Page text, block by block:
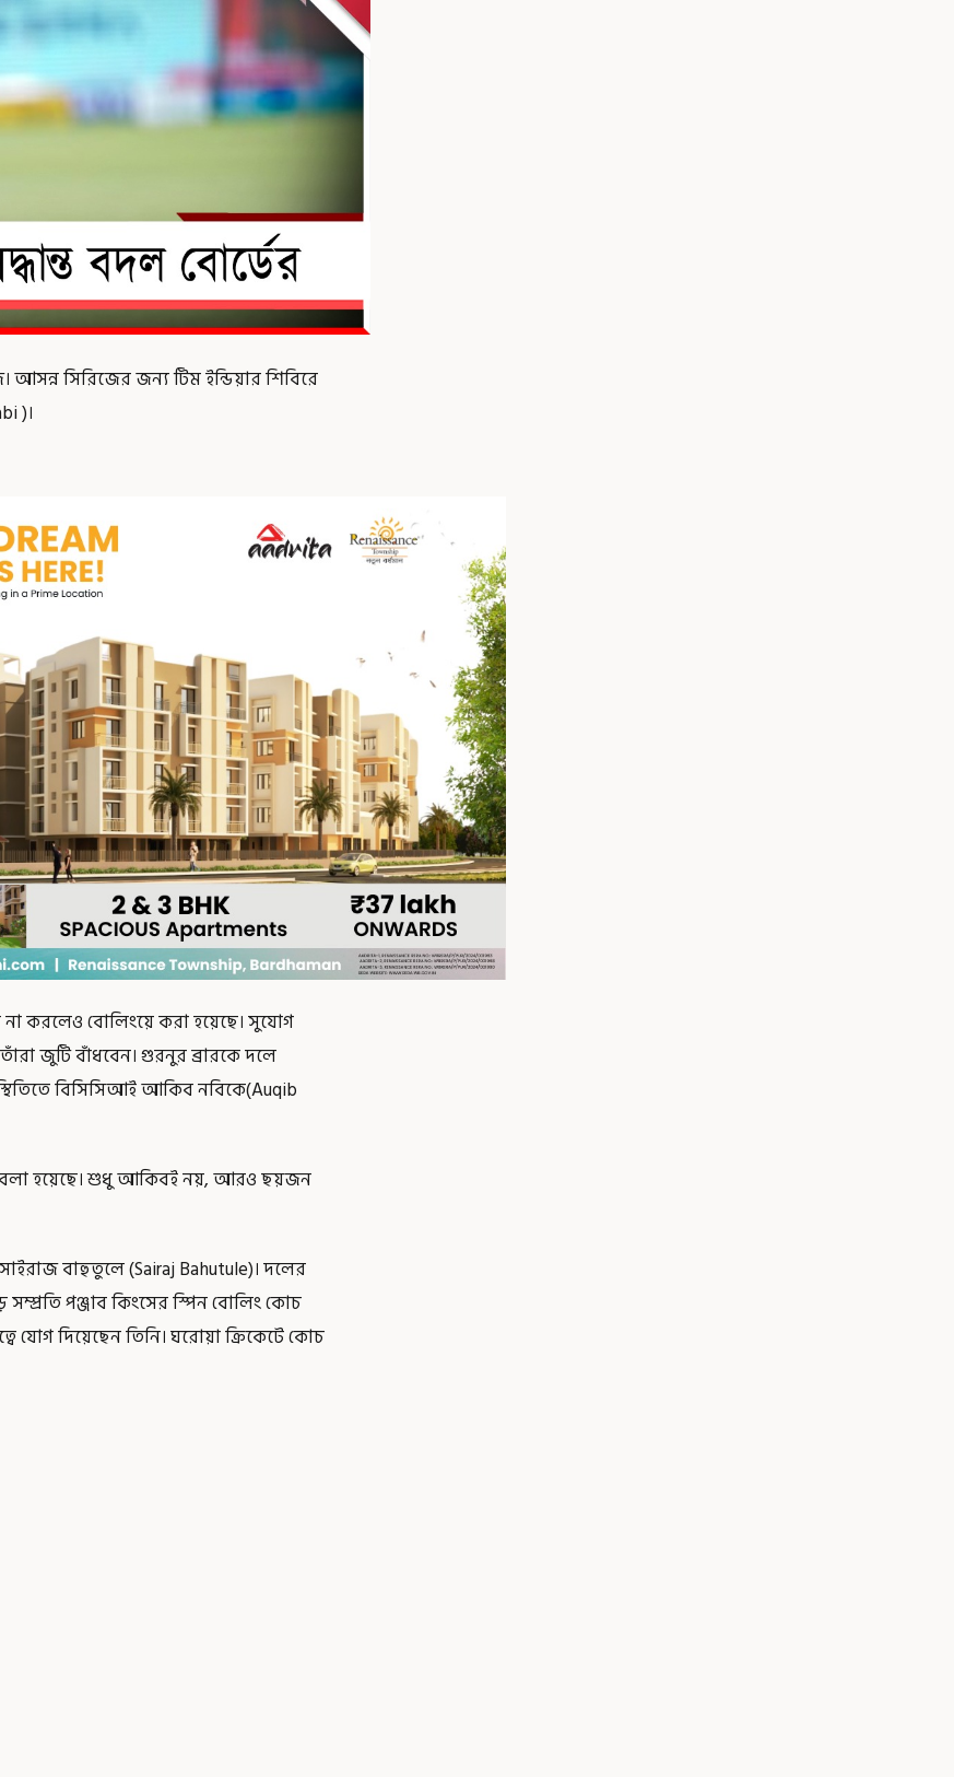
সিরিজের জন্য টিম ইন্ডিয়ার শিবিরে
)।
করলেও বোলিংয়ে করা হয়েছে। সুযোগ
জুটি বাঁধবেন। গুরনুর ব্রারকে দলে
বিসিসিআই আকিব নবিকে(Auqib
হয়েছে। শুধু আকিবই নয়, আরও ছয়জন
বাহুতুলে (Sairaj Bahutule)। দলের
পঞ্জাব কিংসের স্পিন বোলিং কোচ
যোগ দিয়েছেন তিনি। ঘরোয়া ক্রিকেটে কোচ